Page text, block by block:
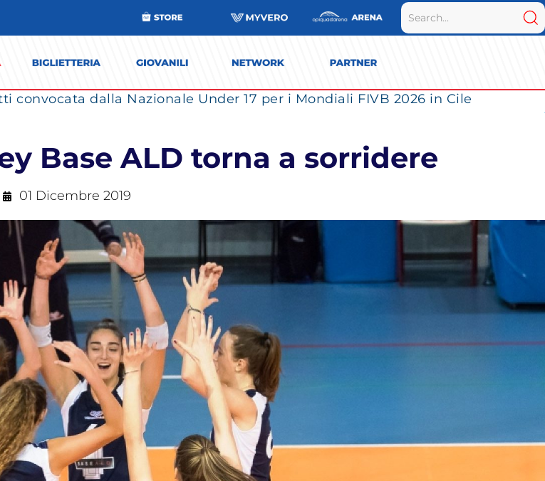
convocata dalla Nazionale Under 17 per i Mondiali FIVB 2026 in Cile
Base ALD torna a sorridere
01 Dicembre 2019